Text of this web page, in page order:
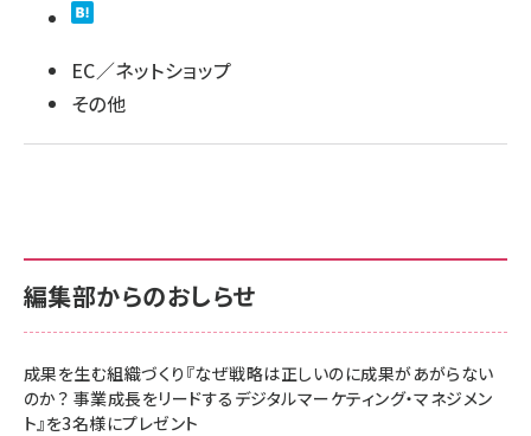
EC／ネットショップ
その他
編集部からのおしらせ
成果を生む組織づくり『なぜ戦略は正しいのに成果があがらない
のか？ 事業成長をリードするデジタルマーケティング・マネジメン
ト』を3名様にプレゼント